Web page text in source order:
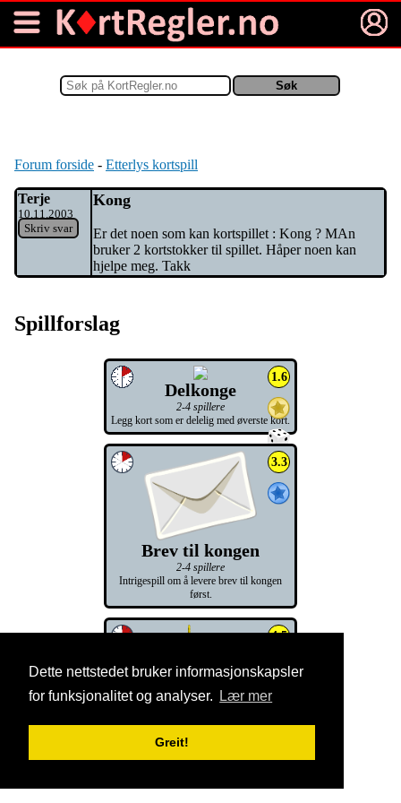
Dette nettstedet bruker informasjonskapsler
for funksjonalitet og analyser.
Lær mer
Greit!
Warning
: Undefined array key 2 in
/home/brettimu/public_html/kortspill/index.php
Forum forside - Etterlys kortspill
Terje
10.11.2003
Skriv svar
Kong
Er det noen som kan kortspillet : Kong ? MAn
bruker 2 kortstokker til spillet. Håper noen kan
hjelpe meg. Takk
Spillforslag
Delkonge
2-4 spillere
Legg kort som er delelig med øverste kort.
1.6
Brev til kongen
2-4 spillere
Intrigespill om å levere brev til kongen
først.
3.3
Kongens gull
3-8 spillere
4.5